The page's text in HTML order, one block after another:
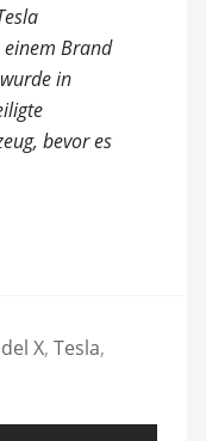
Brand
in
bevor es
X, Tesla,